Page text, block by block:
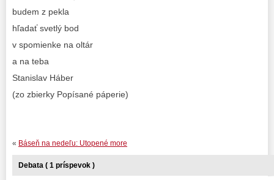
budem z pekla
hľadať svetlý bod
v spomienke na oltár
a na teba
Stanislav Háber
(zo zbierky Popísané páperie)
« Báseň na nedeľu: Utopené more
Debata ( 1 príspevok )